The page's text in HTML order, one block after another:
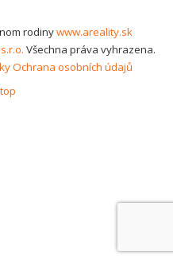
rodinywww.areality.sk
Všechna práva vyhrazena.
Ochrana osobních údajů